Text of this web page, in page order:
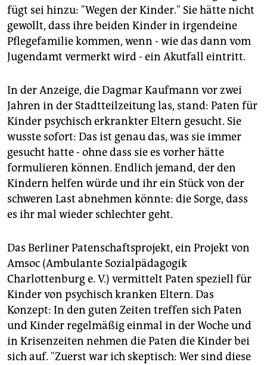
fügt sei hinzu: "Wegen der Kinder." Sie hätte nicht
gewollt, dass ihre beiden Kinder in irgendeine
Pflegefamilie kommen, wenn - wie das dann vom
Jugendamt vermerkt wird - ein Akutfall eintritt.
In der Anzeige, die Dagmar Kaufmann vor zwei
Jahren in der Stadtteilzeitung las, stand: Paten für
Kinder psychisch erkrankter Eltern gesucht. Sie
wusste sofort: Das ist genau das, was sie immer
gesucht hatte - ohne dass sie es vorher hätte
formulieren können. Endlich jemand, der den
Kindern helfen würde und ihr ein Stück von der
schweren Last abnehmen könnte: die Sorge, dass
es ihr mal wieder schlechter geht.
Das Berliner Patenschaftsprojekt, ein Projekt von
Amsoc (Ambulante Sozialpädagogik
Charlottenburg e. V.) vermittelt Paten speziell für
Kinder von psychisch kranken Eltern. Das
Konzept: In den guten Zeiten treffen sich Paten
und Kinder regelmäßig einmal in der Woche und
in Krisenzeiten nehmen die Paten die Kinder bei
sich auf. "Zuerst war ich skeptisch: Wer sind diese